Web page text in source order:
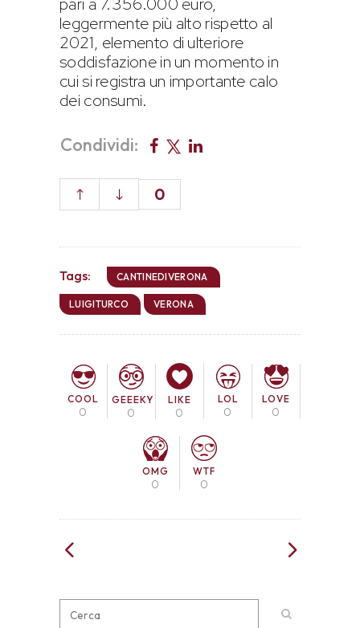
leggermente più alto rispetto al
2021, elemento di ulteriore
soddisfazione in un momento in
cui si registra un importante calo
dei consumi.
Condividi:
0
Tags: CANTINEDIVERONA
LUIGITURCO VERONA
COOL
0
GEEEKY
0
LIKE
0
LOL
0
LOVE
0
OMG
0
WTF
0